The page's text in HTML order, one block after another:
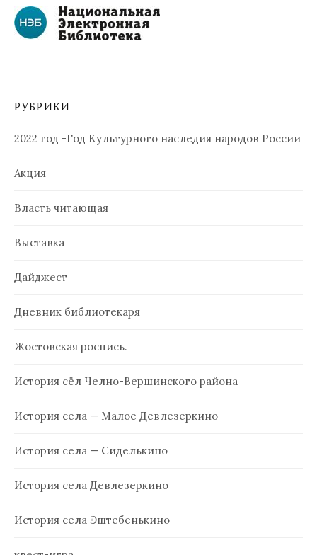
РУБРИКИ
2022 год -Год Культурного наследия народов России
Акция
Власть читающая
Выставка
Дайджест
Дневник библиотекаря
Жостовская роспись.
История сёл Челно-Вершинского района
История села — Малое Девлезеркино
История села — Сиделькино
История села Девлезеркино
История села Эштебенькино